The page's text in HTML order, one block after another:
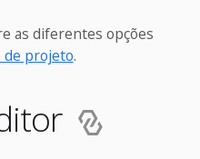
as diferentes opções
de projeto.